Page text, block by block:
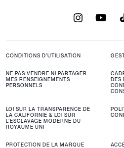
CONDITIONS D’UTILISATION
NE PAS VENDRE NI PARTAGER
MES RENSEIGNEMENTS
PERSONNELS
DES
LOI SUR LA TRANSPARENCE DE
LA CALIFORNIE & LOI SUR
L’ESCLAVAGE MODERNE DU
ROYAUME UNI
PROTECTION DE LA MARQUE